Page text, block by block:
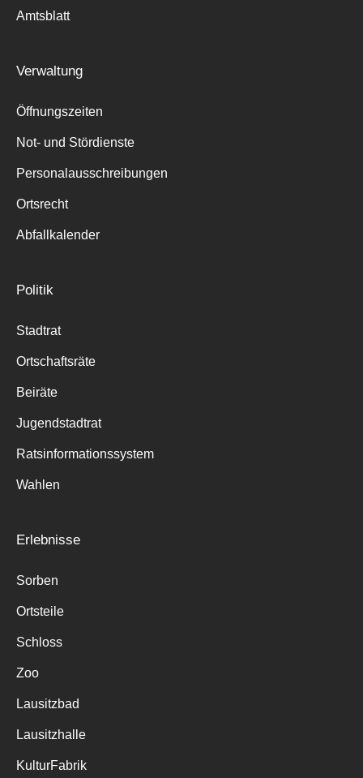
Amtsblatt
Verwaltung
Öffnungszeiten
Not- und Stördienste
Personalausschreibungen
Ortsrecht
Abfallkalender
Politik
Stadtrat
Ortschaftsräte
Beiräte
Jugendstadtrat
Ratsinformationssystem
Wahlen
Erlebnisse
Sorben
Ortsteile
Schloss
Zoo
Lausitzbad
Lausitzhalle
KulturFabrik